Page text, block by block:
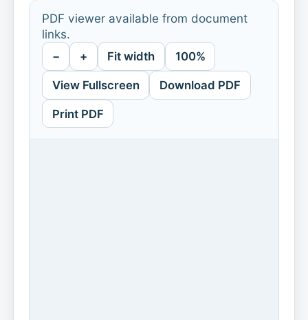
PDF viewer available from document
links.
− + Fit width 100%
View Fullscreen Download PDF
Print PDF